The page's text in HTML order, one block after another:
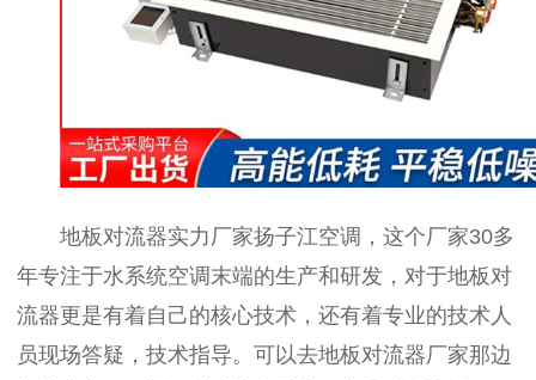
地板对流器实力厂家扬子江空调，这个厂家30多
年专注于水系统空调末端的生产和研发，对于地板对
流器更是有着自己的核心技术，还有着专业的技术人
员现场答疑，技术指导。可以去地板对流器厂家那边